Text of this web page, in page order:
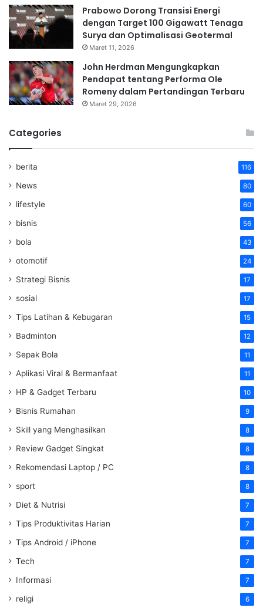
Prabowo Dorong Transisi Energi
dengan Target 100 Gigawatt Tenaga
Surya dan Optimalisasi Geotermal
Maret 11, 2026
John Herdman Mengungkapkan
Pendapat tentang Performa Ole
Romeny dalam Pertandingan Terbaru
Maret 29, 2026
Categories
berita 116
News 80
lifestyle 60
bisnis 56
bola 43
otomotif 24
Strategi Bisnis 17
sosial 17
Tips Latihan & Kebugaran 15
Badminton 12
Sepak Bola 11
Aplikasi Viral & Bermanfaat 11
HP & Gadget Terbaru 10
Bisnis Rumahan 9
Skill yang Menghasilkan 8
Review Gadget Singkat 8
Rekomendasi Laptop / PC 8
sport 8
Diet & Nutrisi 7
Tips Produktivitas Harian 7
Tips Android / iPhone 7
Tech 7
Informasi 7
religi 6